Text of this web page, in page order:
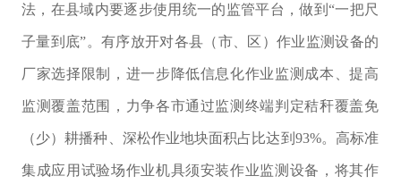
法，在县域内要逐步使用统一的监管平台，做到“一把尺
子量到底”。有序放开对各县（市、区）作业监测设备的
厂家选择限制，进一步降低信息化作业监测成本、提高
监测覆盖范围， 力争各市通过监测终端判定秸秆覆盖免
（少）耕播种、深松作业地块面积占比达到 93%。 高标准
集成应用试验场作业机具须安装作业监测设备，将其作